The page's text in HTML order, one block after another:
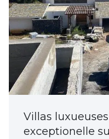
Villas
exceptionelle